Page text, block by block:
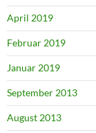
April 2019
Februar 2019
Januar 2019
September 2013
August 2013